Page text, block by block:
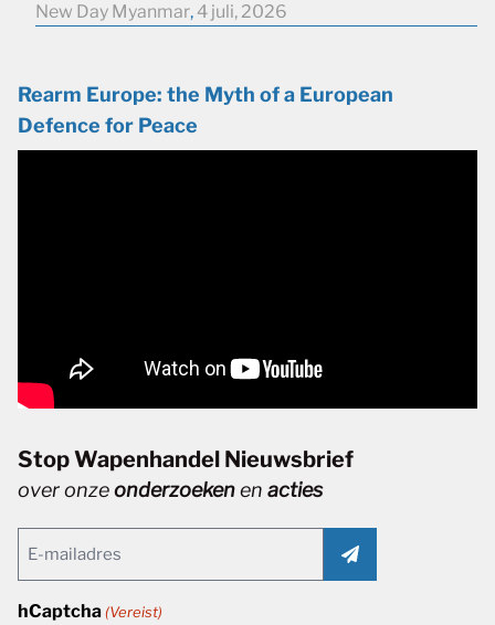
New Day Myanmar, 4 juli, 2026
Rearm Europe: the Myth of a European
Defence for Peace
Stop Wapenhandel Nieuwsbrief
over onzeonderzoekenen acties
(Vereist)
hCaptcha (Vereist)